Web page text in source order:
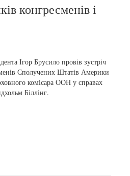
конгресменів і
Ігор Брусило провів зустріч
Сполучених Штатів Америки
комісара ООН у справах
Біллінг.